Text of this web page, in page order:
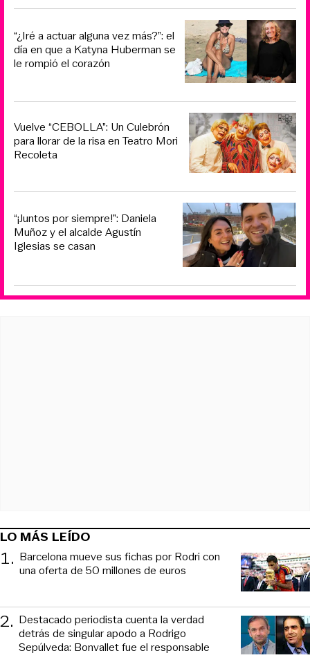
“¿Iré a actuar alguna vez más?”: el
día en que a Katyna Huberman se
le rompió el corazón
Vuelve “CEBOLLA”: Un Culebrón
para llorar de la risa en Teatro Mori
Recoleta
“¡Juntos por siempre!”: Daniela
Muñoz y el alcalde Agustín
Iglesias se casan
LO MÁS LEÍDO
1. Barcelona mueve sus fichas por Rodri con
una oferta de 50 millones de euros
2. Destacado periodista cuenta la verdad
detrás de singular apodo a Rodrigo
Sepúlveda: Bonvallet fue el responsable